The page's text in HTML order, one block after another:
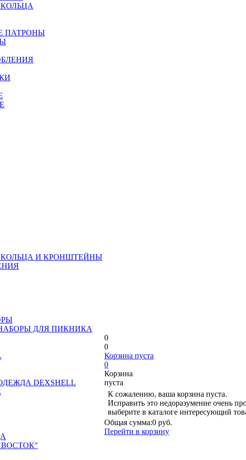
ПАТРОНЫ
И КРОНШТЕЙНЫ
ДЛЯ ПИКНИКА
DEXSHELL
0
0
Корзина пуста
0
Корзина
пуста
К сожалению, ваша корзина пуста.
Исправить это недоразумение очень
выберите в каталоге интересующий
Общая сумма:0 руб.
Перейти в корзину